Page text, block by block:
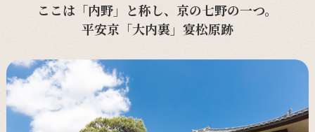
ここは「内野」と称し、京の七野の一つ。
平安京「大内裏」宴松原跡